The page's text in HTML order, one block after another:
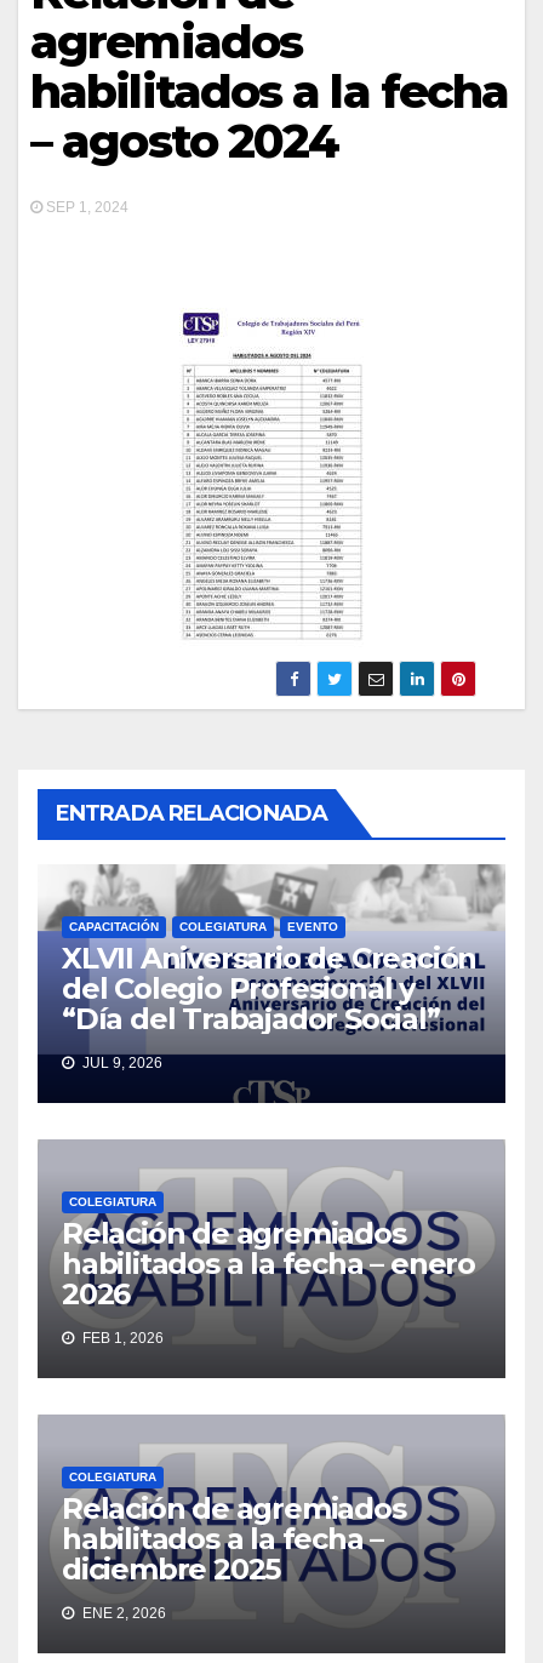
agremiados
habilitados a la fecha
– agosto 2024
SEP 1, 2024
ENTRADA RELACIONADA
CAPACITACIÓN COLEGIATURA EVENTO
XLVII Aniversario de Creación
del Colegio Profesional y
“Día del Trabajador Social”
JUL 9, 2026
COLEGIATURA
Relación de agremiados
habilitados a la fecha – enero
2026
FEB 1, 2026
COLEGIATURA
Relación de agremiados
habilitados a la fecha –
diciembre 2025
ENE 2, 2026